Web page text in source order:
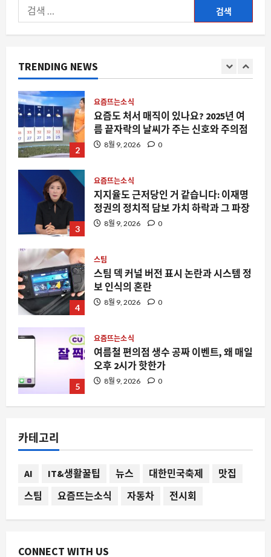
색:
TRENDING NEWS
1
스팀
스팀을 뒤덮은 정리 정돈 게임의 홍수, 왜
2
요즘뜨는소식
요즘도 처서 매직이 있나요? 2025년 여
름 끝자락의 날씨가 주는 신호와 주의점
8월 9, 2026 0
3
요즘뜨는소식
지지율도 근저당인 거 같습니다: 이재명
정권의 정치적 담보 가치 하락과 그 파장
8월 9, 2026 0
4
스팀
스팀 덱 커널 버전 표시 논란과 시스템 정
보 인식의 혼란
8월 9, 2026 0
5
요즘뜨는소식
여름철 편의점 생수 공짜 이벤트, 왜 매일
오후 2시가 핫한가
8월 9, 2026 0
요즘뜨는소식
름 끝자락의 날씨가 주는 신호와 주의점
카테고리
AI IT&생활꿀팁 뉴스 대한민국축제
맛집
스팀
요즘뜨는소식 자동차 전시회
CONNECT WITH US